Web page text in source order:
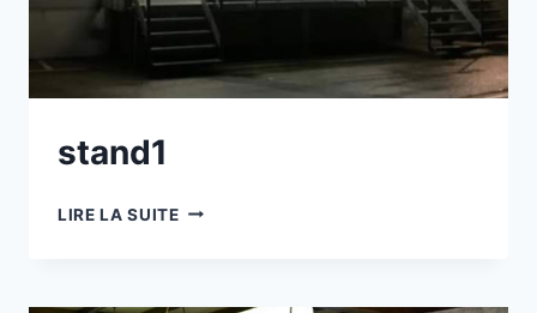
stand1
LIRE LA SUITE STAND1